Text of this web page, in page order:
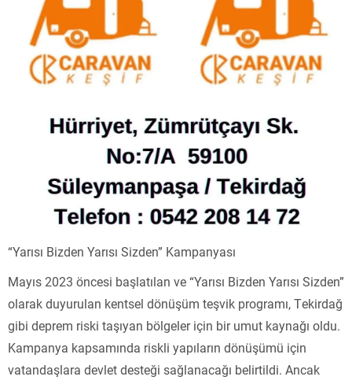
“Yarısı Bizden Yarısı Sizden” Kampanyası
Mayıs 2023 öncesi başlatılan ve “Yarısı Bizden Yarısı Sizden”
olarak duyurulan kentsel dönüşüm teşvik programı, Tekirdağ
gibi deprem riski taşıyan bölgeler için bir umut kaynağı oldu.
Kampanya kapsamında riskli yapıların dönüşümü için
vatandaşlara devlet desteği sağlanacağı belirtildi. Ancak